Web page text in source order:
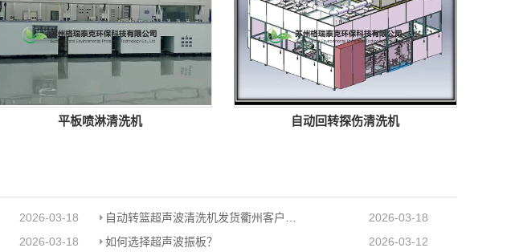
平板喷淋清洗机 自动回转探伤清洗机
2026-03-18
2026-03-18
2026-03-18 如何选择超声波振板？
2026-03-12